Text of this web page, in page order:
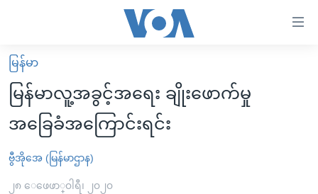
လွယ်ကူ
စေ
များ
ပင်မ
မူလစာမျက်နှာ
မြန်မာ
ကမ္ဘာ့သတင်းများ
နိုင်ငံတကာ
ဗွီဒီယို
သတင်းလွတ်လပ်ခွင့်
မြန်မာ
မြန်မာလူ့အခွင့်အရေး ချိုးဖောက်မှု
အခြေခံအကြောင်းရင်း
ဗွီအိုအေ (မြန်မာဌာန)
၂၈ ေဖေဖာ္၀ါရီ၊ ၂၀၂၀